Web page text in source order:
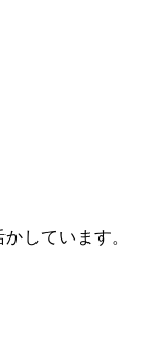
しています。